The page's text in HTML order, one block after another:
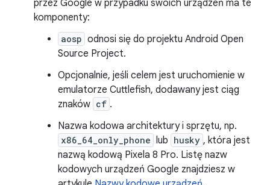
przez Google w przypadku swoich urządzeń ma te
komponenty:
aosp odnosi się do projektu Android Open
Source Project.
Opcjonalnie, jeśli celem jest uruchomienie w
emulatorze Cuttlefish, dodawany jest ciąg
znaków cf .
Nazwa kodowa architektury i sprzętu, np.
x86_64_only_phone lub husky , która jest
nazwą kodową Pixela 8 Pro. Listę nazw
kodowych urządzeń Google znajdziesz w